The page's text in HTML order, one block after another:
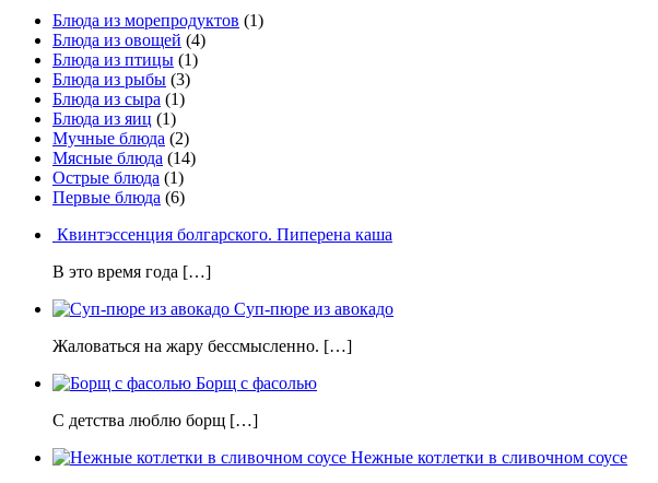
Блюда из морепродуктов (1)
Блюда из овощей (4)
Блюда из птицы (1)
Блюда из рыбы (3)
Блюда из сыра (1)
Блюда из яиц (1)
Мучные блюда (2)
Мясные блюда (14)
Острые блюда (1)
Первые блюда (6)
Квинтэссенция болгарского. Пиперена каша
В это время года […]
Суп-пюре из авокадо
Жаловаться на жару бессмысленно. […]
Борщ с фасолью
С детства люблю борщ […]
Нежные котлетки в сливочном соусе